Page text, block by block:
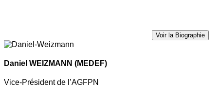
Voir la Biographie
Daniel WEIZMANN (MEDEF)
Vice-Président de l’AGFPN